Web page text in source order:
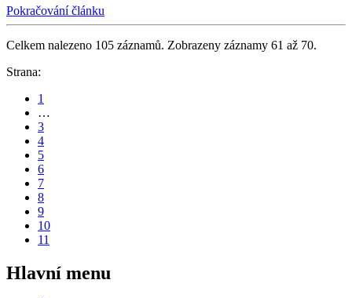
Pokračování článku
Celkem nalezeno 105 záznamů. Zobrazeny záznamy 61 až 70.
Strana:
1
…
3
4
5
6
7
8
9
10
11
Hlavní menu